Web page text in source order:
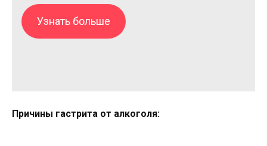
Узнать больше
Причины гастрита от алкоголя: